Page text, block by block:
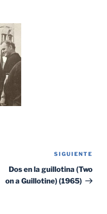
SIGUIENTE
Dos en la guillotina (Two
on a Guillotine) (1965)